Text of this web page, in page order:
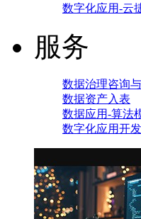
数字化应用-云
服务
数据治理咨询
数据资产入表
数据应用-算法
数字化应用开发